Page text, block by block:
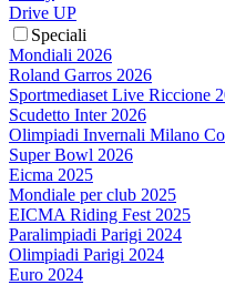
Drive UP
Speciali
Mondiali 2026
Roland Garros 2026
Sportmediaset Live Riccione
Scudetto Inter 2026
Olimpiadi Invernali Milano
Super Bowl 2026
Eicma 2025
Mondiale per club 2025
EICMA Riding Fest 2025
Paralimpiadi Parigi 2024
Olimpiadi Parigi 2024
Euro 2024